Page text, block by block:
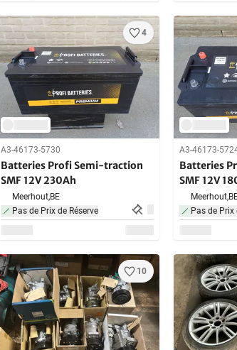
4
A3-46173-5730
Batteries Profi Semi-traction
SMF 12V 230Ah
Meerhout,BE
Pas de Prix de Réserve
A3-46173-
Batteries
SMF 12V
Meerhout,
Pas de Prix
10